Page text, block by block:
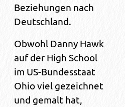
Beziehungen nach
Deutschland.
Obwohl Danny Hawk
auf der High School
im US-Bundesstaat
Ohio viel gezeichnet
und gemalt hat,